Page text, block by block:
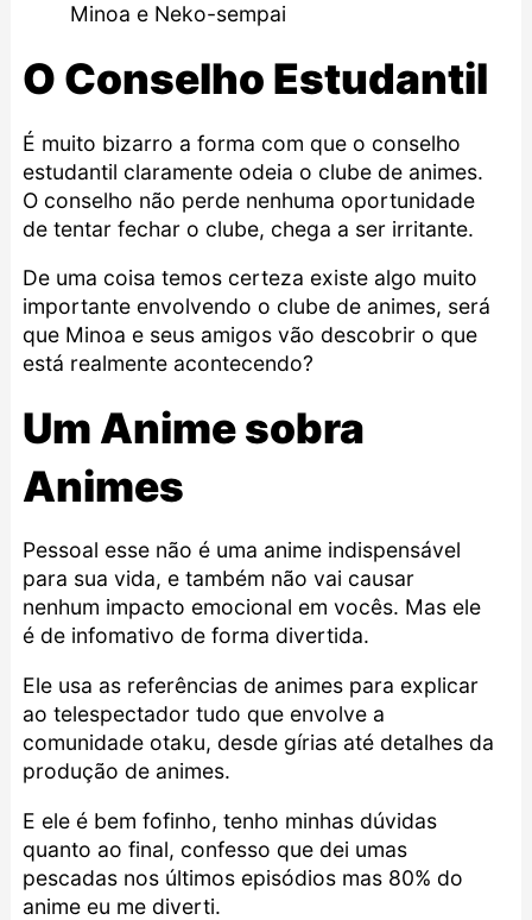
Minoa e Neko-sempai
O Conselho Estudantil
É muito bizarro a forma com que o conselho
estudantil claramente odeia o clube de animes.
O conselho não perde nenhuma oportunidade
de tentar fechar o clube, chega a ser irritante.
De uma coisa temos certeza existe algo muito
importante envolvendo o clube de animes, será
que Minoa e seus amigos vão descobrir o que
está realmente acontecendo?
Um Anime sobra
Animes
Pessoal esse não é uma anime indispensável
para sua vida, e também não vai causar
nenhum impacto emocional em vocês. Mas ele
é de infomativo de forma divertida.
Ele usa as referências de animes para explicar
ao telespectador tudo que envolve a
comunidade otaku, desde gírias até detalhes da
produção de animes.
E ele é bem fofinho, tenho minhas dúvidas
quanto ao final, confesso que dei umas
pescadas nos últimos episódios mas 80% do
anime eu me diverti.